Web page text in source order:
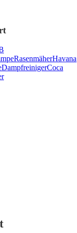
RasenmäherHavana
DampfreinigerCoca